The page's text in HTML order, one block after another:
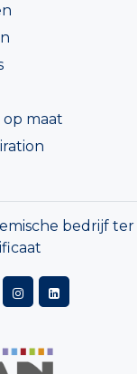
maat
bedrijf